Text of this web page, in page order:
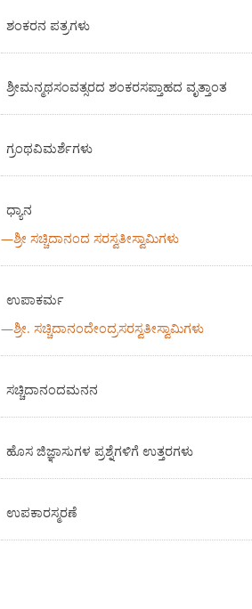
ಶಂಕರನ ಪತ್ರಗಳು
ಶ್ರೀಮನ್ಮಥಸಂವತ್ಸರದ ಶಂಕರಸಪ್ತಾಹದ ವೃತ್ತಾಂತ
ಗ್ರಂಥವಿಮರ್ಶೆಗಳು
ಧ್ಯಾನ
—ಶ್ರೀ ಸಚ್ಚಿದಾನಂದ ಸರಸ್ವತೀಸ್ವಾಮಿಗಳು
ಉಪಾಕರ್ಮ
—ಶ್ರೀ. ಸಚ್ಚಿದಾನಂದೇಂದ್ರಸರಸ್ವತೀಸ್ವಾಮಿಗಳು
ಸಚ್ಚಿದಾನಂದಮನನ
ಹೊಸ ಜಿಜ್ಞಾಸುಗಳ ಪ್ರಶ್ನೆಗಳಿಗೆ ಉತ್ತರಗಳು
ಉಪಕಾರಸ್ಮರಣೆ